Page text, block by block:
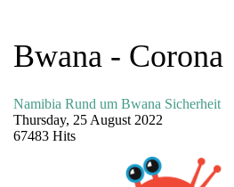
Bwana - Corona
Namibia Rund um Bwana Sicherheit
Thursday, 25 August 2022
67483 Hits